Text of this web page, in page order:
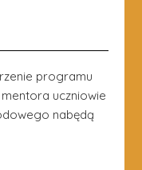
programu
uczniowie
nabędą